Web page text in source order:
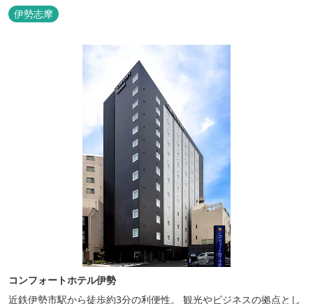
評いただいています。
伊勢志摩
コンフォートホテル伊勢
近鉄伊勢市駅から徒歩約3分の利便性。 観光やビジネスの拠点とし